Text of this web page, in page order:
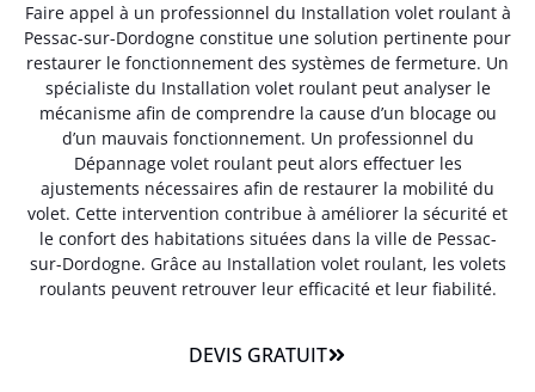
Faire appel à un professionnel du Installation volet roulant à
Pessac-sur-Dordogne constitue une solution pertinente pour
restaurer le fonctionnement des systèmes de fermeture. Un
spécialiste du Installation volet roulant peut analyser le
mécanisme afin de comprendre la cause d’un blocage ou
d’un mauvais fonctionnement. Un professionnel du
Dépannage volet roulant peut alors effectuer les
ajustements nécessaires afin de restaurer la mobilité du
volet. Cette intervention contribue à améliorer la sécurité et
le confort des habitations situées dans la ville de Pessac-
sur-Dordogne. Grâce au Installation volet roulant, les volets
roulants peuvent retrouver leur efficacité et leur fiabilité.
DEVIS GRATUIT